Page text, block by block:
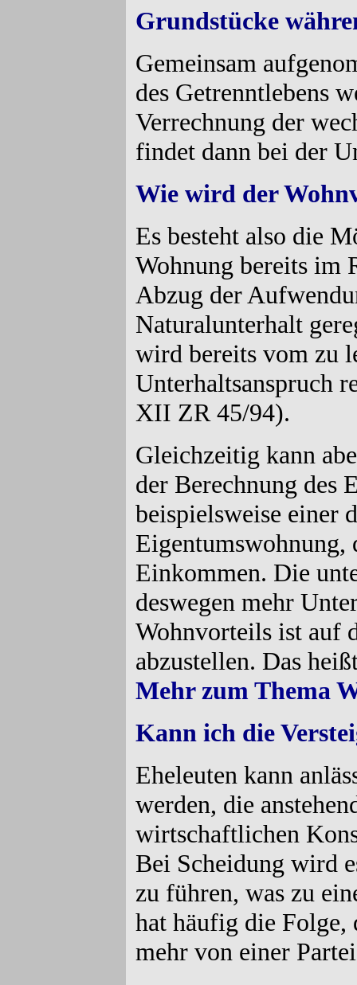
Grundstücke
Gemeinsam
des Getrenntlebens
Verrechnung der
findet dann bei der
Wie wird der
Es besteht also die
Wohnung bereits im
Abzug der
Naturalunterhalt
wird bereits vom zu
Unterhaltsanspruch
XII ZR 45/94).
Gleichzeitig kann
der Berechnung des
beispielsweise einer
Eigentumswohnung,
Einkommen. Die
deswegen mehr
Wohnvorteils ist auf
abzustellen. Das
Mehr zum Thema
Kann ich die
Eheleuten kann
werden, die
wirtschaftlichen
Bei Scheidung wird
zu führen, was zu
hat häufig die Folge,
mehr von einer